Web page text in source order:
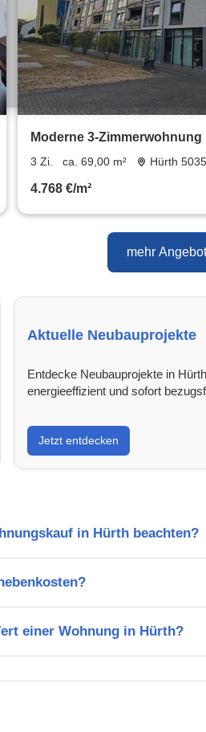
Moderne 3-
und TG Stellplatz
3 Zi. ca. 69,00 m² Hürth
4.768 €/m²
mehr
Aktuelle Neubauprojekte
Entdecke Neubauprojekte in
energieeffizient und sofort
Jetzt entdecken
in Hürth beachten?
einer Wohnung in Hürth?